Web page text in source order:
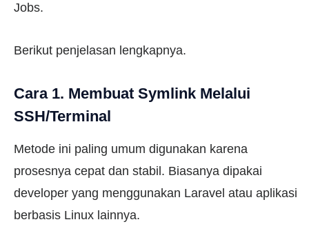
Jobs.
Berikut penjelasan lengkapnya.
Cara 1. Membuat Symlink Melalui
SSH/Terminal
Metode ini paling umum digunakan karena
prosesnya cepat dan stabil. Biasanya dipakai
developer yang menggunakan Laravel atau aplikasi
berbasis Linux lainnya.